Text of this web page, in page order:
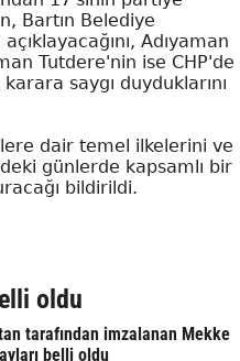
Bartın Belediye
Adıyaman
Tutdere'nin ise CHP'de
saygı duyduklarını
dair temel ilkelerini ve
günlerde kapsamlı bir
bildirildi.
oldu
tarafından imzalanan Mekke
belli oldu